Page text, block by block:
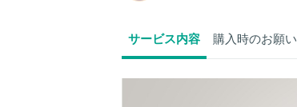
サービス内容 購入時のお願い